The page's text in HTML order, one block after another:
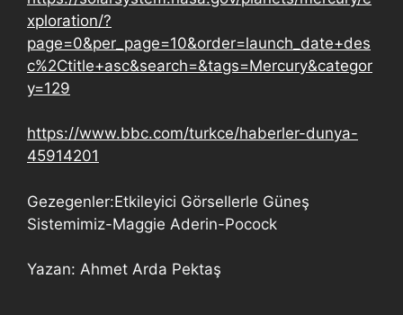
xploration/?
page=0&per_page=10&order=launch_date+des
c%2Ctitle+asc&search=&tags=Mercury&categor
y=129
https://www.bbc.com/turkce/haberler-dunya-
45914201
Gezegenler:Etkileyici Görsellerle Güneş
Sistemimiz-Maggie Aderin-Pocock
Yazan: Ahmet Arda Pektaş